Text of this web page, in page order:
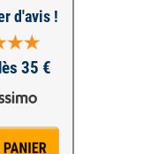
d'avis !
35 €